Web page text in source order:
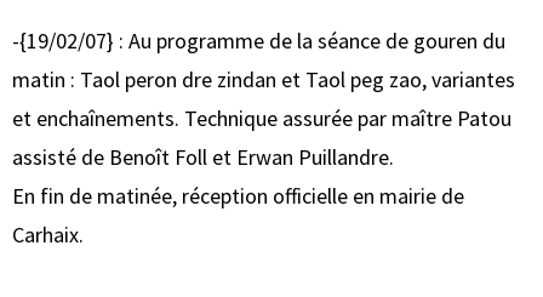
-{19/02/07} : Au programme de la séance de gouren du
matin : Taol peron dre zindan et Taol peg zao, variantes
et enchaînements. Technique assurée par maître Patou
assisté de Benoît Foll et Erwan Puillandre.
En fin de matinée, réception officielle en mairie de
Carhaix.